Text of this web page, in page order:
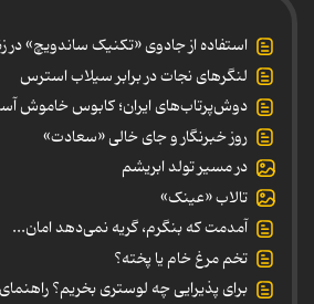
استفاده از جادوی «تکنیک ساندویچ»
لنگرهای نجات در برابر سیلاب استرس
دوش‌پرتاب‌های ایران؛ کابوس خاموش
روز خبرنگار و جای خالی «سعادت»
در مسیر تولد ابریشم
تالاب «عینک»
آمدمت که بنگرم، گریه نمی‌دهد امان...
تخم مرغ خام یا پخته؟
برای پذیرایی چه لوستری بخریم؟